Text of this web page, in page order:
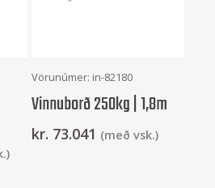
Setja Í Körfu
Vörunúmer: in-82180
Vinnuborð 250kg | 1,8m
kr. 73.041 (með vsk.)